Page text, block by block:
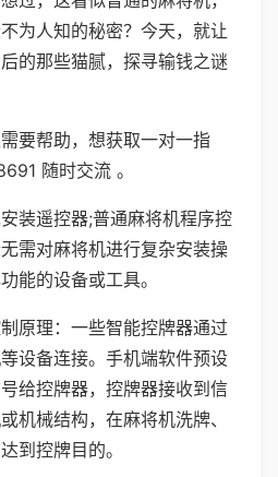
为人知的秘密？今天，就让
的那些猫腻，探寻输钱之谜
要帮助，想获取一对一指
随时交流 。
装遥控器;普通麻将机程序控
需对麻将机进行复杂安装操
能的设备或工具。
原理：一些智能控牌器通过
设备连接。手机端软件预设
给控牌器，控牌器接收到信
机械结构，在麻将机洗牌、
到控牌目的。